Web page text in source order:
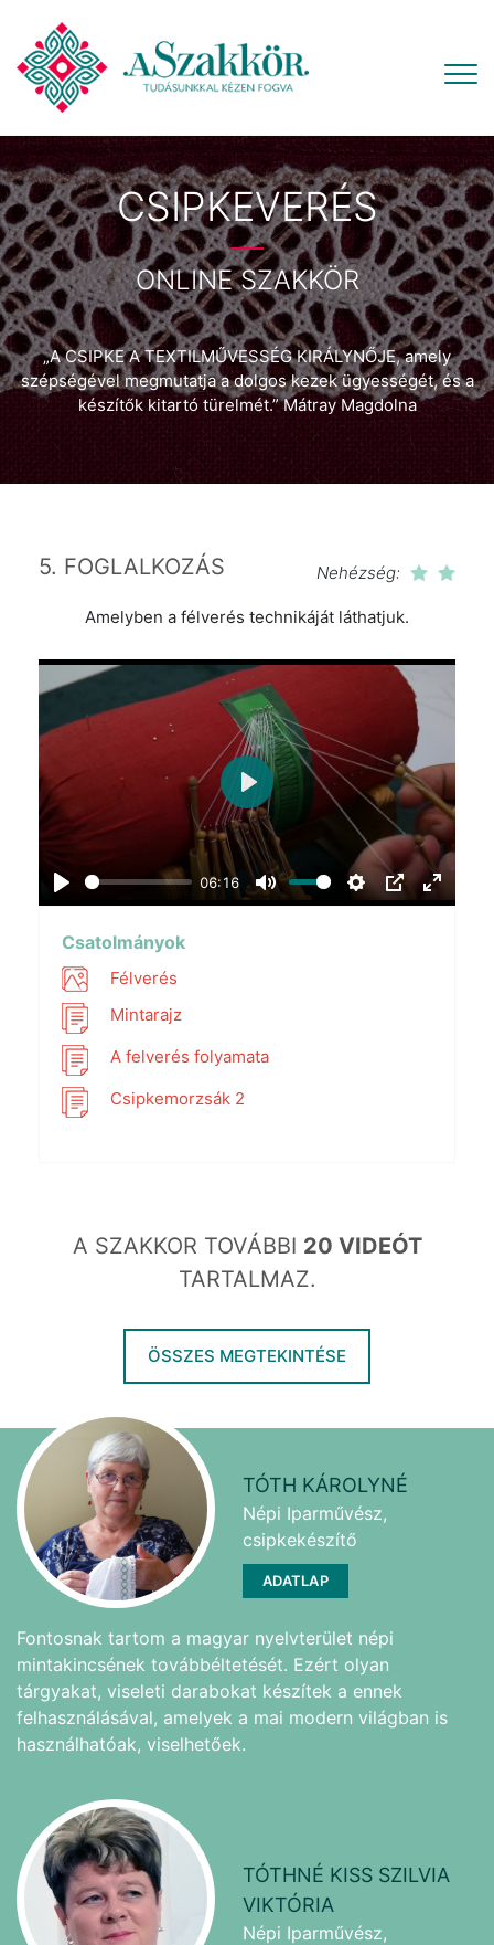
CSIPKEVERÉS
ONLINE SZAKKÖR
„A CSIPKE A TEXTILMŰVESSÉG KIRÁLYNŐJE, amely
szépségével megmutatja a dolgos kezek ügyességét, és a
készítők kitartó türelmét.” Mátray Magdolna
5. FOGLALKOZÁS Nehézség:
Amelyben a félverés technikáját láthatjuk.
Play
06:16
Mute Settings
PIP Enter
Play
Csatolmányok
Félverés
Mintarajz
A felverés folyamata
Csipkemorzsák 2
A SZAKKOR TOVÁBBI 20 VIDEÓT
TARTALMAZ.
ÖSSZES MEGTEKINTÉSE
TÓTH KÁROLYNÉ
Népi Iparművész,
csipkekészítő
ADATLAP
Fontosnak tartom a magyar nyelvterület népi
mintakincsének továbbéltetését. Ezért olyan
tárgyakat, viseleti darabokat készítek a ennek
felhasználásával, amelyek a mai modern világban is
használhatóak, viselhetőek.
TÓTHNÉ KISS SZILVIA
VIKTÓRIA
Népi Iparművész,